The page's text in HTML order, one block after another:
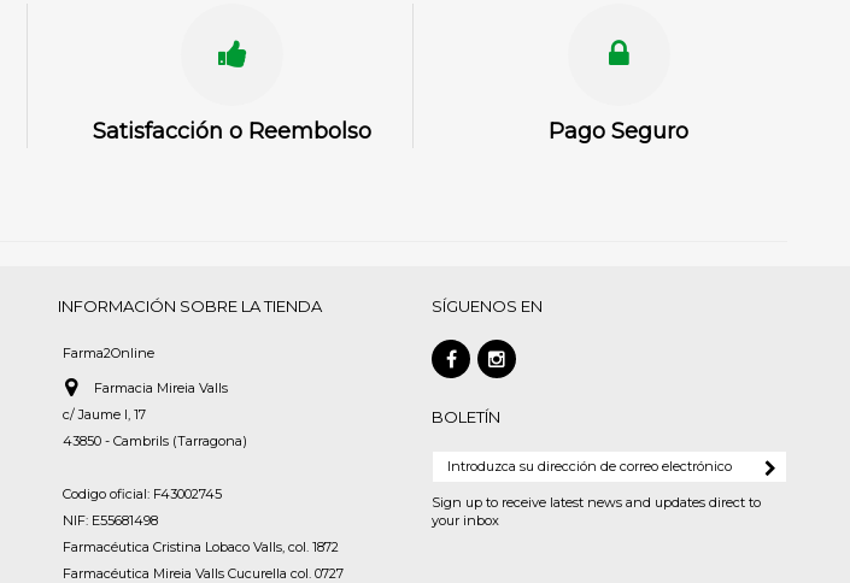
Satisfacción o Reembolso Pago Seguro
INFORMACIÓN SOBRE LA TIENDA
Farma2Online
Farmacia Mireia Valls
c/ Jaume I, 17
43850 - Cambrils (Tarragona)
Codigo oficial: F43002745
NIF: E55681498
Farmacéutica Cristina Lobaco Valls, col. 1872
Farmacéutica Mireia Valls Cucurella col. 0727
SÍGUENOS EN
BOLETÍN
Sign up to receive latest news and updates direct to
your inbox